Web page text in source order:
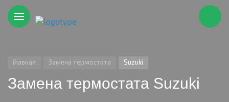
Главная Замена термостата Suzuki
Замена термостата Suzuki